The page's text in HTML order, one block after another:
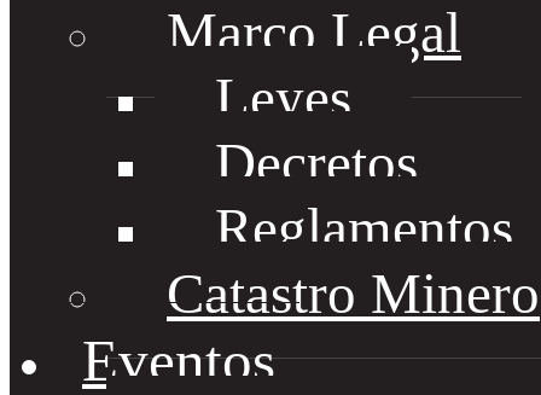
Marco Legal
Leyes
Decretos
Reglamentos
Catastro Minero
Eventos